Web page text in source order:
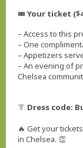
🎟️Your ticket
– Access to this
– One
– Appetizers
– An evening of
Chelsea
👔 Dress code:
🔥 Get your
in Chelsea. 👏